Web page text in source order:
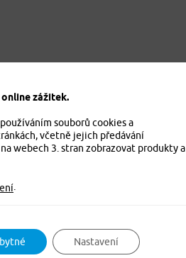
zážitek.
souborů cookies a
včetně jejich předávání
webech 3. stran zobrazovat produkty a
.
Nastavení